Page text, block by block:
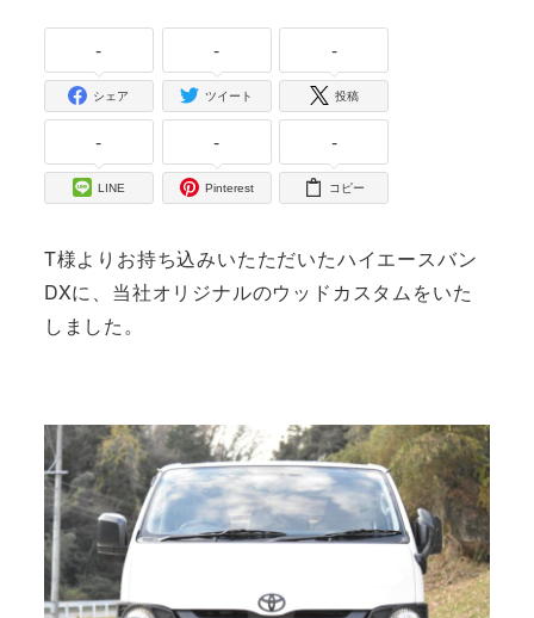
-
シェア
-
ツイート
-
投稿
-
LINE
-
Pinterest
-
コピー
T様よりお持ち込みいたただいたハイエースバン
DXに、当社オリジナルのウッドカスタムをいた
しました。